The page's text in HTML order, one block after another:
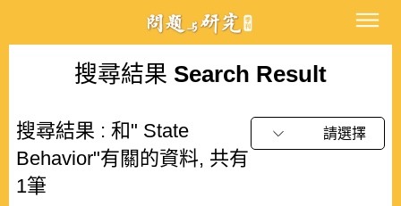
搜尋結果 Search Result
搜尋結果 : 和" State
Behavior"有關的資料, 共有
1筆
請選擇